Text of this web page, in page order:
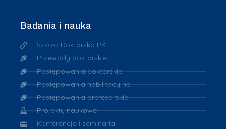
Badania i nauka
Szkoła Doktorska PK
Przewody doktorskie
Postępowania doktorskie
Postępowania habilitacyjne
Postępowania profesorskie
Projekty naukowe
Konferencje i seminaria